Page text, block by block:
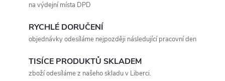
na výdejní místa DPD
RYCHLÉ DORUČENÍ
objednávky odesíláme nejpozději následující pracovní den
TISÍCE PRODUKTŮ SKLADEM
zboží odesíláme z našeho skladu v Liberci.